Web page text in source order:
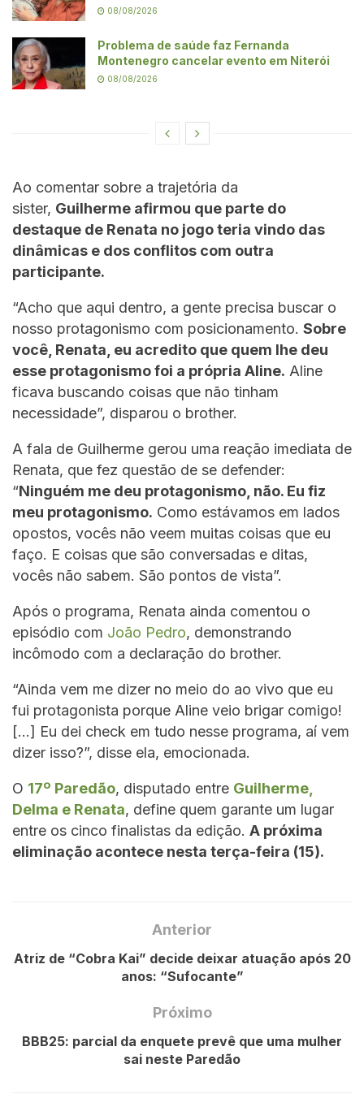
08/08/2026
Problema de saúde faz Fernanda
Montenegro cancelar evento em Niterói
08/08/2026
Ao comentar sobre a trajetória da
sister, Guilherme afirmou que parte do
destaque de Renata no jogo teria vindo das
dinâmicas e dos conflitos com outra
participante.
“Acho que aqui dentro, a gente precisa buscar o
nosso protagonismo com posicionamento. Sobre
você, Renata, eu acredito que quem lhe deu
esse protagonismo foi a própria Aline. Aline
ficava buscando coisas que não tinham
necessidade”, disparou o brother.
A fala de Guilherme gerou uma reação imediata de
Renata, que fez questão de se defender:
“Ninguém me deu protagonismo, não. Eu fiz
meu protagonismo. Como estávamos em lados
opostos, vocês não veem muitas coisas que eu
faço. E coisas que são conversadas e ditas,
vocês não sabem. São pontos de vista”.
Após o programa, Renata ainda comentou o
episódio com João Pedro, demonstrando
incômodo com a declaração do brother.
“Ainda vem me dizer no meio do ao vivo que eu
fui protagonista porque Aline veio brigar comigo!
[…] Eu dei check em tudo nesse programa, aí vem
dizer isso?”, disse ela, emocionada.
O 17º Paredão, disputado entre Guilherme,
Delma e Renata, define quem garante um lugar
entre os cinco finalistas da edição. A próxima
eliminação acontece nesta terça-feira (15).
Anterior
Atriz de “Cobra Kai” decide deixar atuação após 20
anos: “Sufocante”
Próximo
BBB25: parcial da enquete prevê que uma mulher
sai neste Paredão